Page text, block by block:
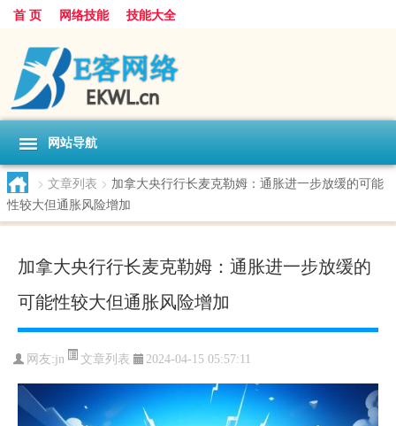
首 页 网络技能 技能大全
网站导航
> 文章列表 > 加拿大央行行长麦克勒姆：通胀进一步放缓的可能
性较大但通胀风险增加
加拿大央行行长麦克勒姆：通胀进一步放缓的
可能性较大但通胀风险增加
网友:jn 文章列表 2024-04-15 05:57:11